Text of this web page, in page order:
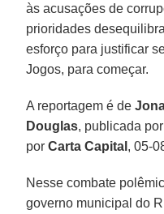
às acusações de
prioridades
esforço para justificar
Jogos, para começar.
A reportagem é de
Douglas, publicada
porCarta Capital , 05-
Nesse combate
governo municipal do